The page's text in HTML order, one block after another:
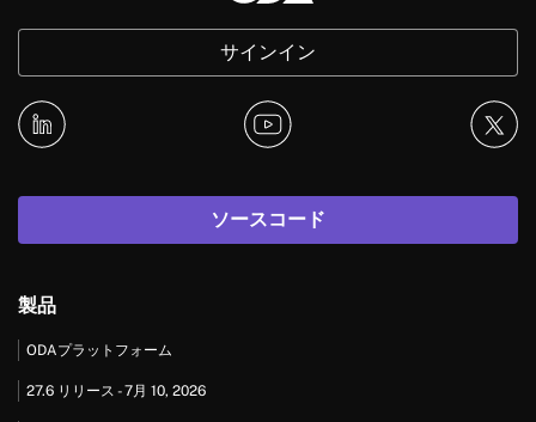
サインイン
ソースコード
製品
ODAプラットフォーム
27.6 リリース - 7月 10, 2026